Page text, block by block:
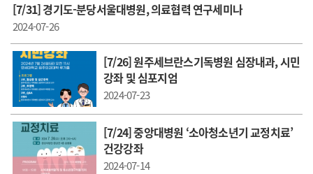
[7/31] 경기도-분당서울대병원, 의료협력 연구세미나
2024-07-26
[7/26] 원주세브란스기독병원 심장내과, 시민
강좌 및 심포지엄
2024-07-23
[7/24] 중앙대병원 ‘소아청소년기 교정치료’
건강강좌
2024-07-14